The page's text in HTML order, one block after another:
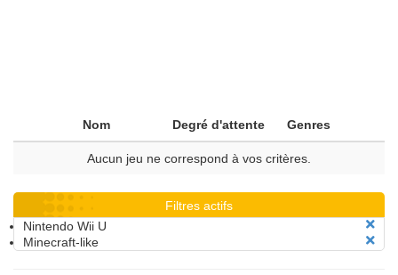
Nom Degré d'attente Genres
Aucun jeu ne correspond à vos critères.
Filtres actifs
Nintendo Wii U
Minecraft-like